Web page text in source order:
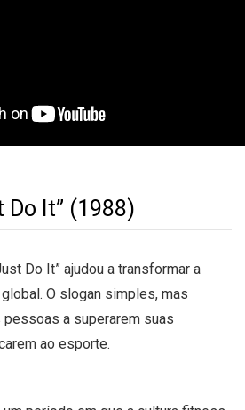
Do It” (1988)
Do It” ajudou a transformar a
O slogan simples, mas
a superarem suas
ao esporte.